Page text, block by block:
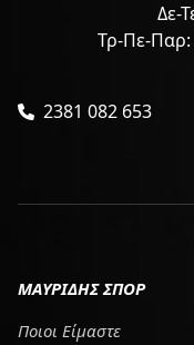
Δε-
Τρ-Πε-Παρ:
2381 082 653
ΜΑΥΡΙΔΗΣ ΣΠΟΡ
Ποιοι Είμαστε